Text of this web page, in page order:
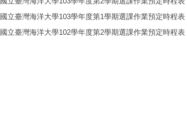
國立臺灣海洋大學103學年度第1學期選課作業預定時程表
國立臺灣海洋大學102學年度第2學期選課作業預定時程表